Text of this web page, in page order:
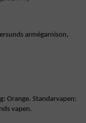
armégarnison,
Orange. Standarvapen:
vapen.